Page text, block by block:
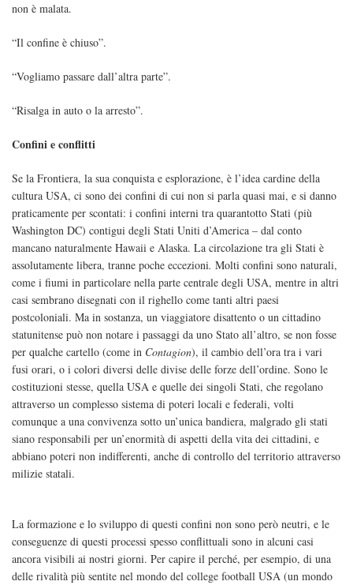
non è malata.
“Il confine è chiuso”.
“Vogliamo passare dall’altra parte”.
“Risalga in auto o la arresto”.
Confini e conflitti
Se la Frontiera, la sua conquista e esplorazione, è l’idea cardine della
cultura USA, ci sono dei confini di cui non si parla quasi mai, e si danno
praticamente per scontati: i confini interni tra quarantotto Stati (più
Washington DC) contigui degli Stati Uniti d’America – dal conto
mancano naturalmente Hawaii e Alaska. La circolazione tra gli Stati è
assolutamente libera, tranne poche eccezioni. Molti confini sono naturali,
come i fiumi in particolare nella parte centrale degli USA, mentre in altri
casi sembrano disegnati con il righello come tanti altri paesi
postcoloniali. Ma in sostanza, un viaggiatore disattento o un cittadino
statunitense può non notare i passaggi da uno Stato all’altro, se non fosse
per qualche cartello (come in Contagion), il cambio dell’ora tra i vari
fusi orari, o i colori diversi delle divise delle forze dell’ordine. Sono le
costituzioni stesse, quella USA e quelle dei singoli Stati, che regolano
attraverso un complesso sistema di poteri locali e federali, volti
comunque a una convivenza sotto un’unica bandiera, malgrado gli stati
siano responsabili per un’enormità di aspetti della vita dei cittadini, e
abbiano poteri non indifferenti, anche di controllo del territorio attraverso
milizie statali.
La formazione e lo sviluppo di questi confini non sono però neutri, e le
conseguenze di questi processi spesso conflittuali sono in alcuni casi
ancora visibili ai nostri giorni. Per capire il perché, per esempio, di una
delle rivalità più sentite nel mondo del college football USA (un mondo